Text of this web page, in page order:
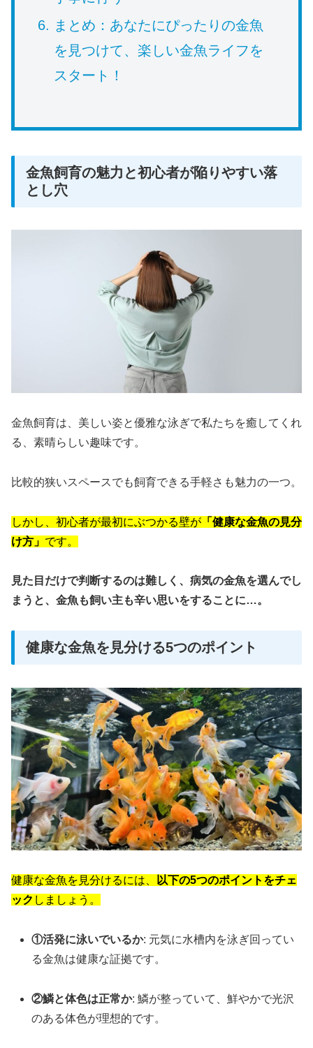
まとめ：あなたにぴったりの金魚
を見つけて、楽しい金魚ライフを
スタート！
金魚飼育の魅力と初心者が陥りやすい落
とし穴
金魚飼育は、美しい姿と優雅な泳ぎで私たちを癒してくれ
る、素晴らしい趣味です。
比較的狭いスペースでも飼育できる手軽さも魅力の一つ。
しかし、初心者が最初にぶつかる壁が 「健康な金魚の見分
け方」 です。
見た目だけで判断するのは難しく、病気の金魚を選んでし
まうと、金魚も飼い主も辛い思いをすることに…。
健康な金魚を見分ける5つのポイント
健康な金魚を見分けるには、
以下の5つのポイントをチェ
ック しましょう。
①活発に泳いでいるか: 元気に水槽内を泳ぎ回ってい
る金魚は健康な証拠です。
②鱗と体色は正常か: 鱗が整っていて、鮮やかで光沢
のある体色が理想的です。